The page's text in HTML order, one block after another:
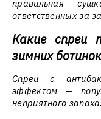
правильная
ответственных за
Какие спреи
зимних
Спреи с
эффектом —
неприятного запаха.